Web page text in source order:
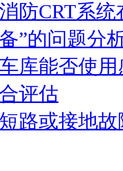
防CRT系
”的问题分
库能否使
评估
路或接地